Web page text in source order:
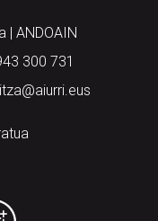
| ANDOAIN
300 731